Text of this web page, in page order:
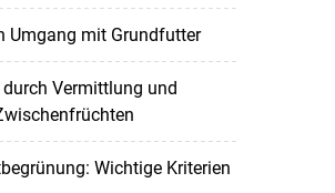
Umgang mit Grundfutter
Vermittlung und
Wichtige Kriterien